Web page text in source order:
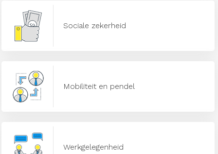
Sociale zekerheid
Mobiliteit en pendel
Werkgelegenheid